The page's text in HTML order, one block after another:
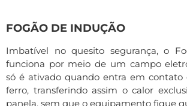
FOGÃO DE INDUÇÃO
Imbatível no quesito segurança, o
funciona por meio de um campo
só é ativado quando entra em
ferro, transferindo assim o calor
panela, sem que o equipamento fique